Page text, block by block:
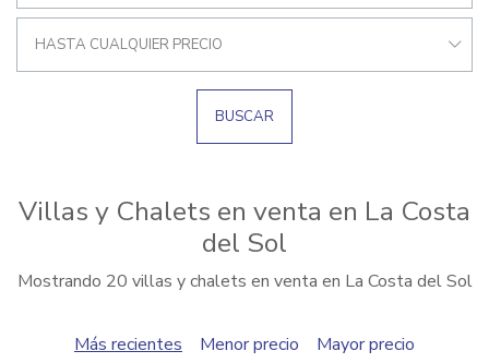
HASTA CUALQUIER PRECIO
BUSCAR
Villas y Chalets en venta en La Costa
del Sol
Mostrando 20 villas y chalets en venta en La Costa del Sol
Más recientes Menor precio Mayor precio